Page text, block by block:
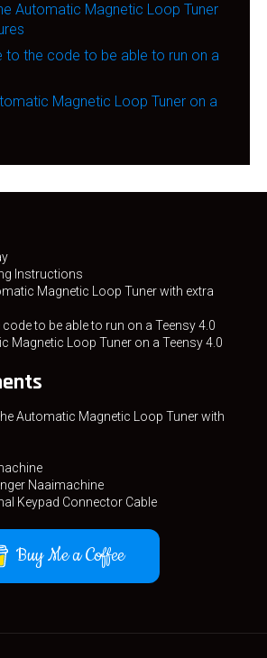
Automatic Magnetic Loop Tuner
to the code to be able to run on a
Magnetic Loop Tuner on a
Instructions
Magnetic Loop Tuner with extra
to be able to run on a Teensy 4.0
Magnetic Loop Tuner on a Teensy 4.0
Automatic Magnetic Loop Tuner with
Naaimachine
Keypad Connector Cable
Buy Me a Coffee